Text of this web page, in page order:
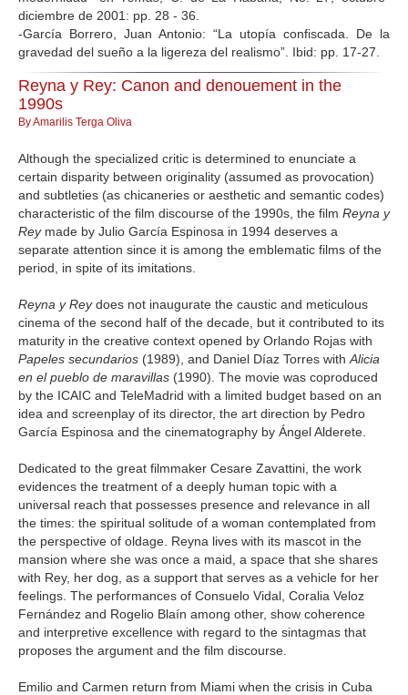
diciembre de 2001: pp. 28 - 36.
-García Borrero, Juan Antonio: “La utopía confiscada. De la
gravedad del sueño a la ligereza del realismo”. Ibid: pp. 17-27.
Reyna y Rey: Canon and denouement in the
1990s
By Amarilis Terga Oliva
Although the specialized critic is determined to enunciate a
certain disparity between originality (assumed as provocation)
and subtleties (as chicaneries or aesthetic and semantic codes)
characteristic of the film discourse of the 1990s, the film Reyna y
Reymade by Julio García Espinosa in 1994 deserves a
separate attention since it is among the emblematic films of the
period, in spite of its imitations.
Reyna y Reydoes not inaugurate the caustic and meticulous
cinema of the second half of the decade, but it contributed to its
maturity in the creative context opened by Orlando Rojas with
Papeles secundarios (1989), and Daniel Díaz Torres with Alicia
en el pueblo de maravillas (1990). The movie was coproduced
by the ICAIC and TeleMadrid with a limited budget based on an
idea and screenplay of its director, the art direction by Pedro
García Espinosa and the cinematography by Ángel Alderete.
Dedicated to the great filmmaker Cesare Zavattini, the work
evidences the treatment of a deeply human topic with a
universal reach that possesses presence and relevance in all
the times: the spiritual solitude of a woman contemplated from
the perspective of oldage. Reyna lives with its mascot in the
mansion where she was once a maid, a space that she shares
with Rey, her dog, as a support that serves as a vehicle for her
feelings. The performances of Consuelo Vidal, Coralia Veloz
Fernández and Rogelio Blaín among other, show coherence
and interpretive excellence with regard to the sintagmas that
proposes the argument and the film discourse.
Emilio and Carmen return from Miami when the crisis in Cuba